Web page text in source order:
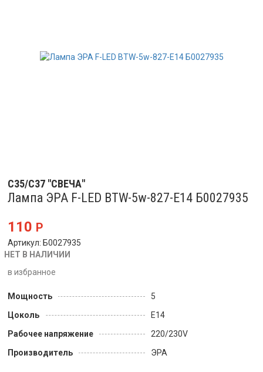
C35/C37 "СВЕЧА"
Лампа ЭРА F-LED BTW-5w-827-E14 Б0027935
110 Р
Артикул: Б0027935
НЕТ В НАЛИЧИИ
в избранное
Мощность
5
Цоколь
Е14
Рабочее напряжение
220/230V
Производитель
ЭРА